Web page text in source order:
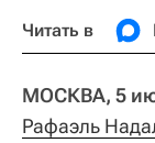
Читать в
МОСКВА, 5
Рафаэль